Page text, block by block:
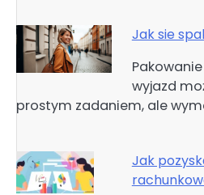
Jak sie
wyjazd
prostym zadaniem, ale
Jak